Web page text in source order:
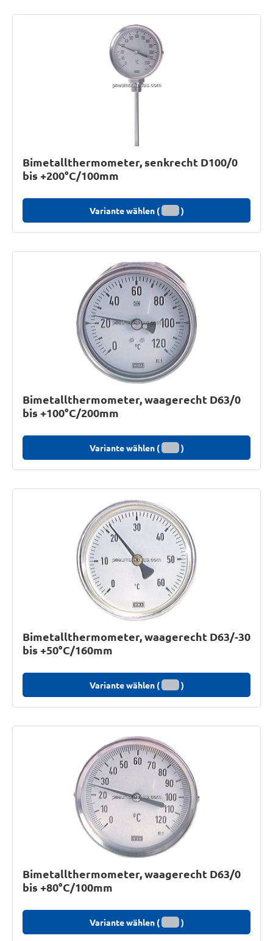
Bimetallthermometer, senkrecht D100/0
bis +200°C/100mm
Variante wählen ( )
Bimetallthermometer, waagerecht D63/0
bis +100°C/200mm
Variante wählen ( )
Bimetallthermometer, waagerecht D63/-30
bis +50°C/160mm
Variante wählen ( )
Bimetallthermometer, waagerecht D63/0
bis +80°C/100mm
Variante wählen ( )